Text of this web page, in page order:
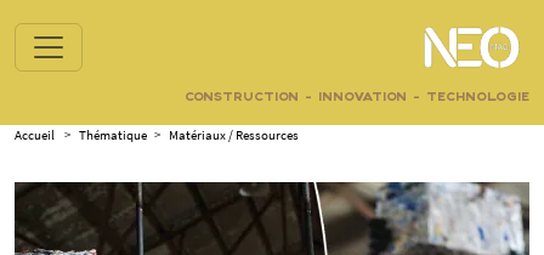
CONSTRUCTION - INNOVATION - TECHNOLOGIE
Accueil > Thématique > Matériaux / Ressources